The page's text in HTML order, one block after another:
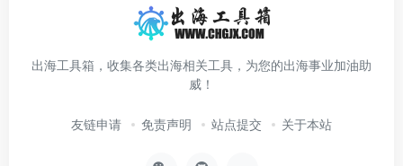
出海工具箱，收集各类出海相关工具，为您的出海事业加油助
威！
友链申请 免责声明 站点提交 关于本站